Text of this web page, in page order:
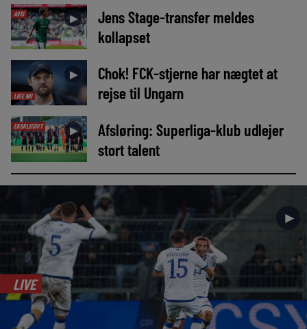
AVIS ►
Jens Stage-transfer meldes
kollapset
LIGE NU
►
Chok! FCK-stjerne har nægtet at
rejse til Ungarn
EKSKLUSIVT ►
Afsløring: Superliga-klub udlejer
stort talent
►
LIVE